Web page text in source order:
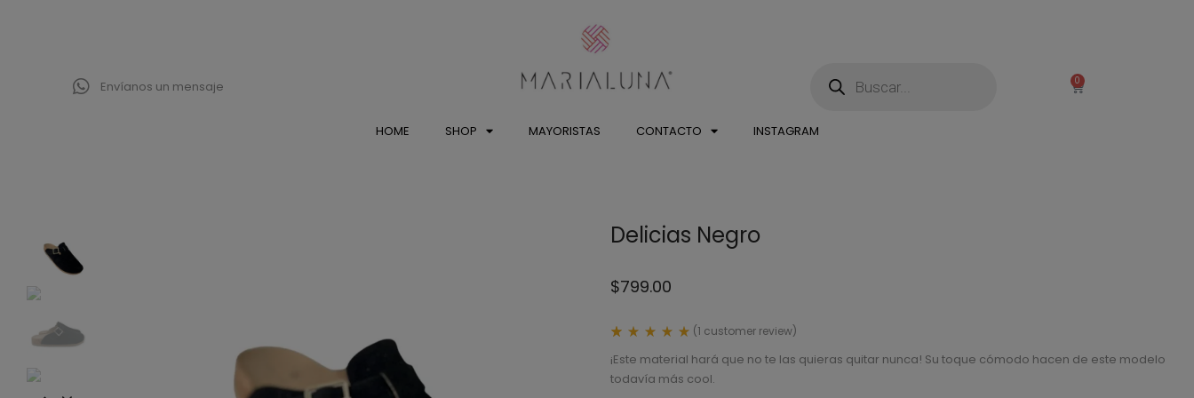
Envíanos un mensaje
HOME SHOP MAYORISTAS CONTACTO INSTAGRAM
0
Delicias Negro
$799.00
5.00
of 5
(1 customer review)
¡Este material hará que no te las quieras quitar nunca! Su toque cómodo hacen de este modelo
todavía más cool.